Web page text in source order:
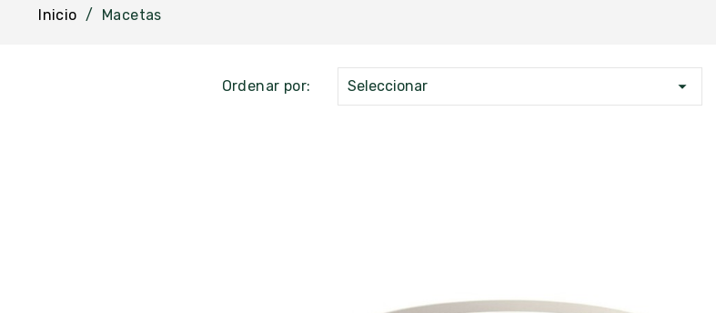
Inicio Macetas
Ordenar por: Seleccionar 